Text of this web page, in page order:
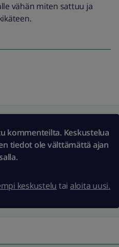
vähän miten sattuu ja
kommenteilta. Keskustelua
tiedot ole välttämättä ajan
keskustelu tai aloita uusi.